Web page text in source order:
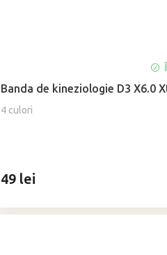
Banda de kineziologie D3 X6.0
4 culori
medie
a
produsului
stele.
49 lei